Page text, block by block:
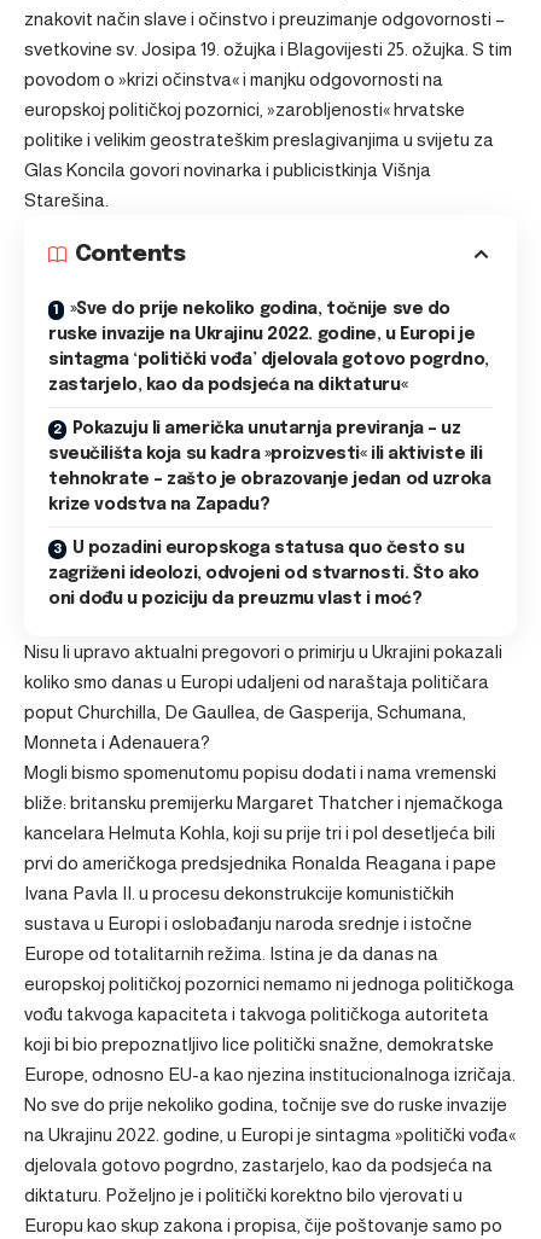
znakovit način slave i očinstvo i preuzimanje odgovornosti –
svetkovine sv. Josipa 19. ožujka i Blagovijesti 25. ožujka. S tim
povodom o »krizi očinstva« i manjku odgovornosti na
europskoj političkoj pozornici, »zarobljenosti« hrvatske
politike i velikim geostrateškim preslagivanjima u svijetu za
Glas Koncila govori novinarka i publicistkinja Višnja
Starešina.
Contents
»Sve do prije nekoliko godina, točnije sve do
ruske invazije na Ukrajinu 2022. godine, u Europi je
sintagma ‘politički vođa’ djelovala gotovo pogrdno,
zastarjelo, kao da podsjeća na diktaturu«
Pokazuju li američka unutarnja previranja – uz
sveučilišta koja su kadra »proizvesti« ili aktiviste ili
tehnokrate – zašto je obrazovanje jedan od uzroka
krize vodstva na Zapadu?
U pozadini europskoga statusa quo često su
zagriženi ideolozi, odvojeni od stvarnosti. Što ako
oni dođu u poziciju da preuzmu vlast i moć?
Nisu li upravo aktualni pregovori o primirju u Ukrajini pokazali
koliko smo danas u Europi udaljeni od naraštaja političara
poput Churchilla, De Gaullea, de Gasperija, Schumana,
Monneta i Adenauera?
Mogli bismo spomenutomu popisu dodati i nama vremenski
bliže: britansku premijerku Margaret Thatcher i njemačkoga
kancelara Helmuta Kohla, koji su prije tri i pol desetljeća bili
prvi do američkoga predsjednika Ronalda Reagana i pape
Ivana Pavla II. u procesu dekonstrukcije komunističkih
sustava u Europi i oslobađanju naroda srednje i istočne
Europe od totalitarnih režima. Istina je da danas na
europskoj političkoj pozornici nemamo ni jednoga političkoga
vođu takvoga kapaciteta i takvoga političkoga autoriteta
koji bi bio prepoznatljivo lice politički snažne, demokratske
Europe, odnosno EU-a kao njezina institucionalnoga izričaja.
No sve do prije nekoliko godina, točnije sve do ruske invazije
na Ukrajinu 2022. godine, u Europi je sintagma »politički vođa«
djelovala gotovo pogrdno, zastarjelo, kao da podsjeća na
diktaturu. Poželjno je i politički korektno bilo vjerovati u
Europu kao skup zakona i propisa, čije poštovanje samo po